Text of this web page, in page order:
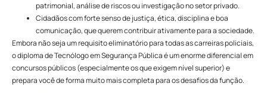
patrimonial, análise de riscos ou investigação no setor privado.
Cidadãos com forte senso de justiça, ética, disciplina e boa
comunicação, que querem contribuir ativamente para a sociedade.
Embora não seja um requisito eliminatório para todas as carreiras policiais,
o diploma de Tecnólogo em Segurança Pública é um enorme diferencial em
concursos públicos (especialmente os que exigem nível superior) e
prepara você de forma muito mais completa para os desafios da função.